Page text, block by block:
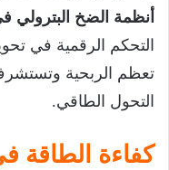
أنظمة الضخ البترولي
التحكم الرقمية في
تعظم الربحية
التحول الطاقي.
كفاءة الطاقة